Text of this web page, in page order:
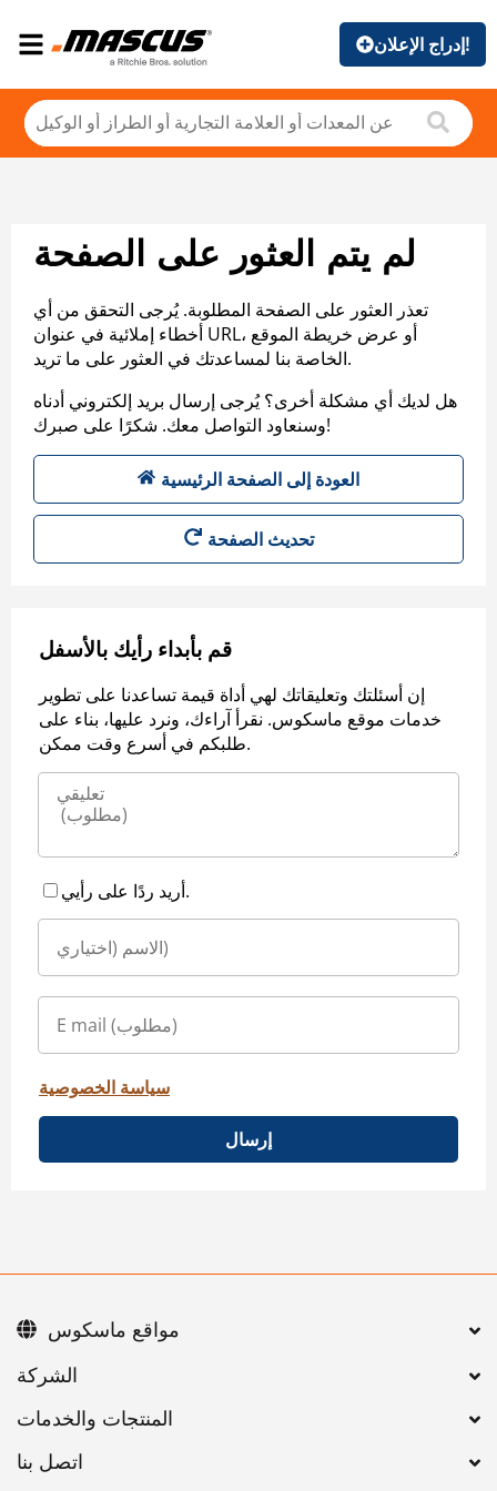
إدراج الإعلان!
لم يتم العثور على الصفحة
تعذر العثور على الصفحة المطلوبة. يُرجى التحقق من أي
أخطاء إملائية في عنوان URL، أو عرض خريطة الموقع
الخاصة بنا لمساعدتك في العثور على ما تريد.
هل لديك أي مشكلة أخرى؟ يُرجى إرسال بريد إلكتروني أدناه
وسنعاود التواصل معك. شكرًا على صبرك!
العودة إلى الصفحة الرئيسية
تحديث الصفحة
قم بأبداء رأيك بالأسفل
إن أسئلتك وتعليقاتك لهي أداة قيمة تساعدنا على تطوير
خدمات موقع ماسكوس. نقرأ آراءك، ونرد عليها، بناء على
طلبكم في أسرع وقت ممكن.
أريد ردًا على رأيي.
سياسة الخصوصية
إرسال
اتصل بنا
مواقع ماسكوس